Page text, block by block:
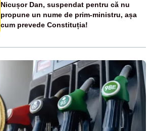
Nicușor Dan, suspendat pentru că nu
propune un nume de prim-ministru, așa
cum prevede Constituția!